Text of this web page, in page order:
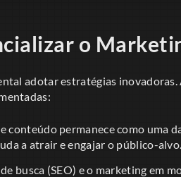
o
adotar estratégias
conteúdo permanece como uma
a atrair e engajar o público-alvo.
busca (SEO) e o marketing em